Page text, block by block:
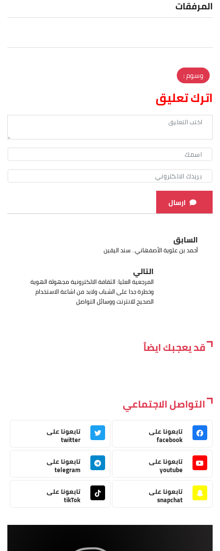
المرفقات
وسوم :
اترك تعليق
ارسال
السابق
أحمد بن علوية الأصفهاني.. سند اليقين
التالي
المرجعية العليا: الثقافة الالكترونية مجهولة الهوية
وخطرة جدا على الشباب ولابد من اشاعة الاستخدام
الصحيح للانترنت ووسائل التواصل
قد يعجبك ايضاً
التواصل الاجتماعي
تابعونا على
facebook
تابعونا على
twitter
تابعونا على
youtube
تابعونا على
telegram
تابعونا على
snapchat
تابعونا على
tikTok